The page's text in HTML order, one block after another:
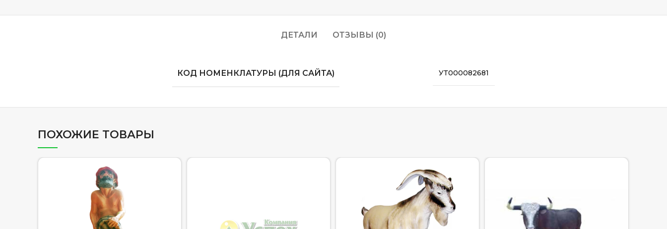
ДЕТАЛИ ОТЗЫВЫ (0)
КОД НОМЕНКЛАТУРЫ (ДЛЯ САЙТА) УТ000082681
ПОХОЖИЕ ТОВАРЫ